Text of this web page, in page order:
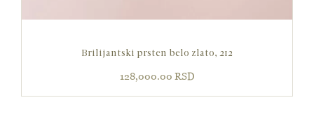
Brilijantski prsten belo zlato, 212
128,000.00 RSD